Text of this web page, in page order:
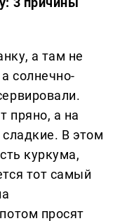
а там не
солнечно-
пряно, а на
В этом
куркума,
тот самый
просят